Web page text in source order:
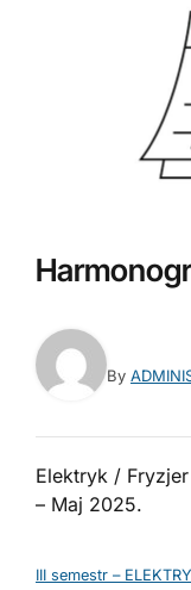
By
Elektryk /
– Maj 2025.
III semestr –